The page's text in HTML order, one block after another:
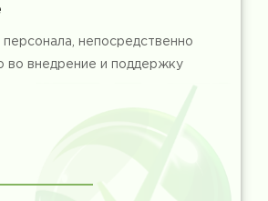
персонала, непосредственно
во внедрение и поддержку